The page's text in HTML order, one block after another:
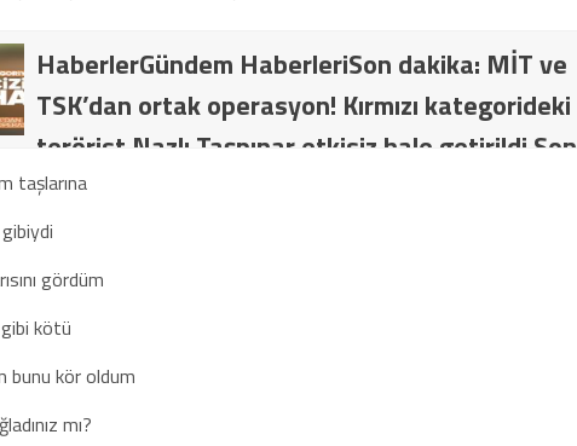
HaberlerGündem HaberleriSon dakika: MİT ve
TSK’dan ortak operasyon! Kırmızı kategorideki
terörist Nazlı Taşpınar etkisiz hale getirildi Son
dakika: MİT ve TSK’dan ortak operasyon! Kırmızı
kategorideki terörist Nazlı Taşpınar etkisiz hale
getirildi .
taşlarına
gibiydi
gördüm
kötü
bunu kör oldum
mı?